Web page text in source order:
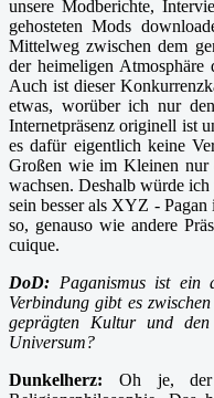
unsere Modberichte,
gehosteten Mods
Mittelweg zwischen dem
der heimeligen
Auch ist dieser
etwas, worüber ich nur
Internetpräsenz originell ist
es dafür eigentlich keine
Großen wie im Kleinen nur
wachsen. Deshalb würde ich
sein besser als XYZ - Pagan
so, genauso wie andere
cuique.
DoD: Paganismus ist ein
Verbindung gibt es
geprägten Kultur und
Universum?
Dunkelherz: Oh je, der